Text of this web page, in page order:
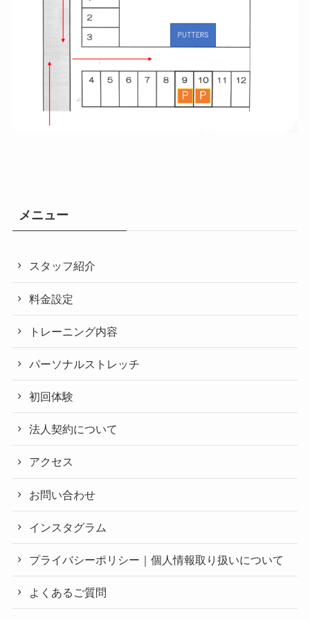
メニュー
スタッフ紹介
料金設定
トレーニング内容
パーソナルストレッチ
初回体験
法人契約について
アクセス
お問い合わせ
インスタグラム
プライバシーポリシー｜個人情報取り扱いについて
よくあるご質問